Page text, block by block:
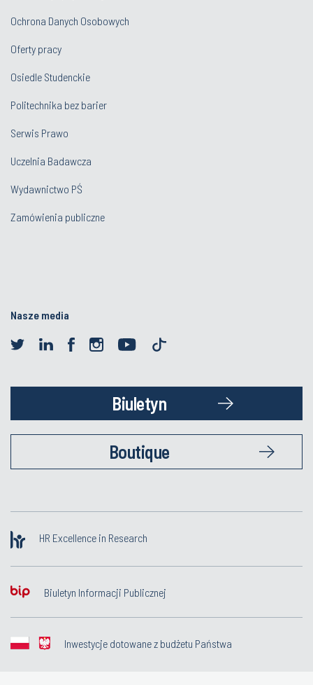
Ochrona Danych Osobowych
Oferty pracy
Osiedle Studenckie
Politechnika bez barier
Serwis Prawo
Uczelnia Badawcza
Wydawnictwo PŚ
Zamówienia publiczne
Nasze media
Biuletyn
Boutique
HR Excellence in Research
Biuletyn Informacji Publicznej
Inwestycje dotowane z budżetu Państwa